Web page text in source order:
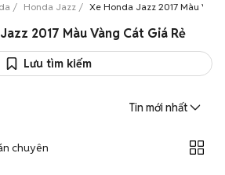
Honda Jazz Xe Honda Jazz 2017 Màu
2017 Màu Vàng Cát Giá Rẻ
Lưu tìm kiếm
Tin mới nhất
chuyên